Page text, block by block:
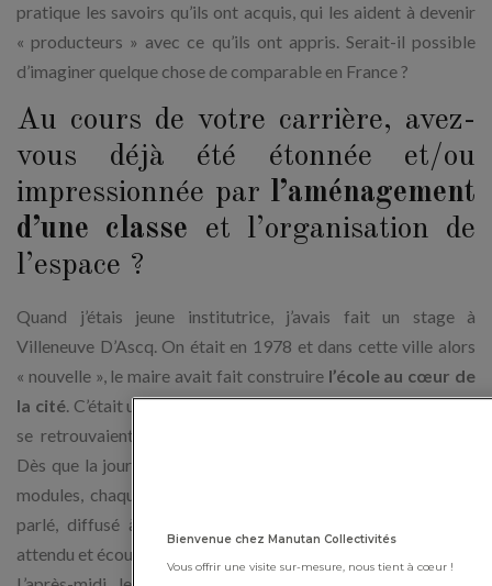
pratique les savoirs qu’ils ont acquis, qui les aident à devenir
« producteurs » avec ce qu’ils ont appris. Serait-il possible
d’imaginer quelque chose de comparable en France ?
Au cours de votre carrière, avez-
vous déjà été étonnée et/ou
impressionnée par l’aménagement
d’une classe et l’organisation de
l’espace ?
Quand j’étais jeune institutrice, j’avais fait un stage à
Villeneuve D’Ascq. On était en 1978 et dans cette ville alors
« nouvelle », le maire avait fait construirel’école au cœur de
la cité. C’était une école dite « ouverte ». Les parents le matin
se retrouvaient dans un lieu d’accueil avec les enseignants.
Dès que la journée débutait, les enfants allaient travailler en
modules, chaque module contribuant à fabriquer un journal
parlé, diffusé à la mi-journée à la radio. Ce journal était
attendu et écouté par l’ensemble des habitants de la ville !
Bienvenue chez Manutan Collectivités
Vous offrir une visite sur-mesure, nous tient à cœur !